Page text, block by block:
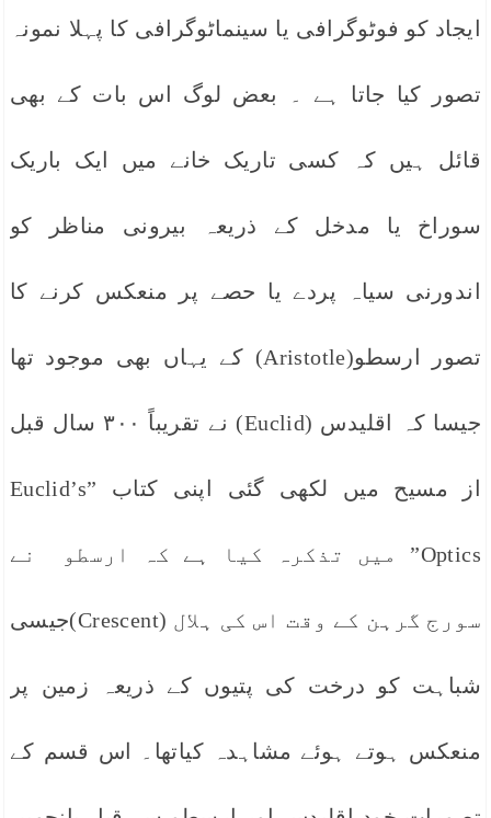
ایجاد کو فوٹوگرافی یا سینماٹوگرافی کا پہلا نمونہ
تصور کیا جاتا ہے ۔ بعض لوگ اس بات کے بھی
قائل ہیں کہ کسی تاریک خانے میں ایک باریک
سوراخ یا مدخل کے ذریعہ بیرونی مناظر کو
اندورنی سیاہ پردے یا حصے پر منعکس کرنے کا
تصور ارسطو(Aristotle) کے یہاں بھی موجود تھا
جیسا کہ اقلیدس (Euclid) نے تقریباً ۳۰۰ سال قبل
از مسیح میں لکھی گئی اپنی کتاب ”Euclid’s
Optics” میں تذکرہ کیا ہے کہ ارسطو نے
سورج گرہن کے وقت اس کی ہلال (Crescent)جیسی
شباہت کو درخت کی پتیوں کے ذریعہ زمین پر
منعکس ہوتے ہوئے مشاہدہ کیاتھا۔ اس قسم کے